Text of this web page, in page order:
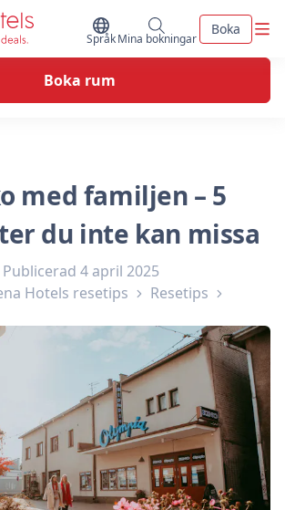
Byt Språk
Språk Mina bokningar
Mina bokningar
Boka
Boka rum
med familjen – 5
du inte kan missa
Publicerad 4 april 2025
Hotels resetips
Resetips